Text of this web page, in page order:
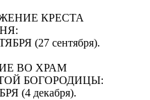
КРЕСТА
(27 сентября).
ВО ХРАМ
БОГОРОДИЦЫ:
(4 декабря).